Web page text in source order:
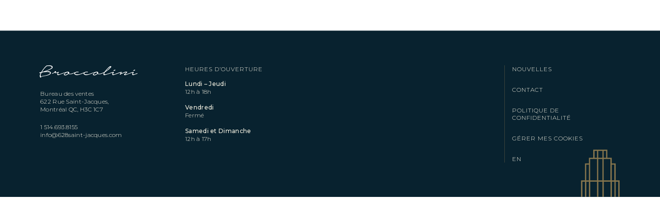
Bureau des ventes
622 Rue Saint-Jacques,
Montréal QC, H3C 1C7
1 514.693.8155
info@628saint-jacques.com
HEURES D’OUVERTURE
Lundi – Jeudi
12h à 18h
Vendredi
Fermé
Samedi et Dimanche
12h à 17h
NOUVELLES
CONTACT
POLITIQUE DE
CONFIDENTIALITÉ
GÉRER MES COOKIES
EN